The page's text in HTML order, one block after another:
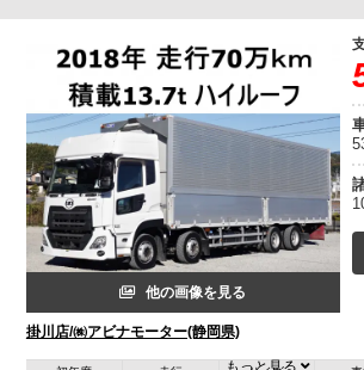
他の画像を見る
掛川店/㈱アビナモーター(静岡県)
もっと見る